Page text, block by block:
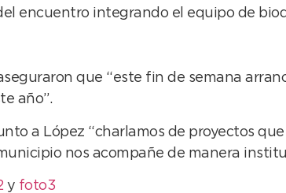
encuentro integrando el equipo de
que “este fin de semana
año”.
a López “charlamos de proyectos
nos acompañe de manera
y foto3